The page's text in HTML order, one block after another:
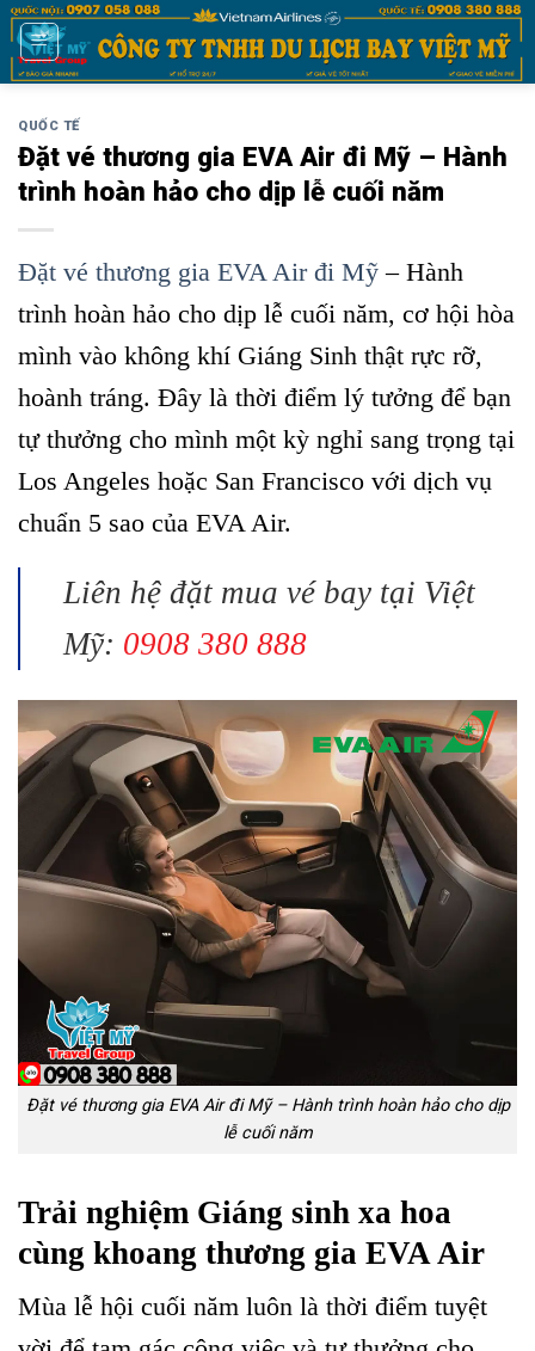
Bỏ
qua
nội
QUỐC TẾ
Đặt vé thương gia EVA Air đi Mỹ – Hành
trình hoàn hảo cho dịp lễ cuối năm
Đặt vé thương gia EVA Air đi Mỹ – Hành
trình hoàn hảo cho dịp lễ cuối năm, cơ hội hòa
mình vào không khí Giáng Sinh thật rực rỡ,
hoành tráng. Đây là thời điểm lý tưởng để bạn
tự thưởng cho mình một kỳ nghỉ sang trọng tại
Los Angeles hoặc San Francisco với dịch vụ
chuẩn 5 sao của EVA Air.
Liên hệ đặt mua vé bay tại Việt
Mỹ: 0908 380 888
Đặt vé thương gia EVA Air đi Mỹ – Hành trình hoàn hảo cho dịp
lễ cuối năm
Trải nghiệm Giáng sinh xa hoa
cùng khoang thương gia EVA Air
Mùa lễ hội cuối năm luôn là thời điểm tuyệt